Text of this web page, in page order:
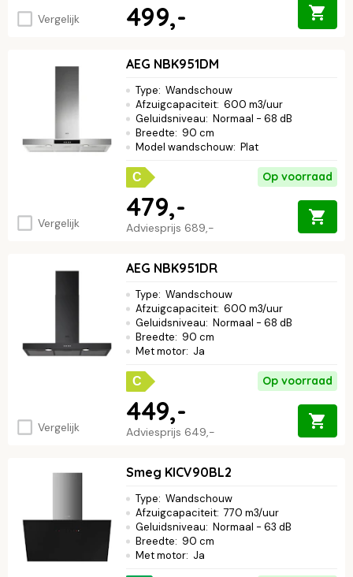
Vergelijk 499,-
Vergelijk
AEG NBK951DM
Type: Wandschouw
Afzuigcapaciteit: 600 m3/uur
Geluidsniveau: Normaal - 68 dB
Breedte: 90 cm
Model wandschouw: Plat
C Op voorraad
Adviesprijs 689,-
479,-
Vergelijk
AEG NBK951DR
Type: Wandschouw
Afzuigcapaciteit: 600 m3/uur
Geluidsniveau: Normaal - 68 dB
Breedte: 90 cm
Met motor: Ja
C Op voorraad
Adviesprijs 649,-
449,-
Smeg KICV90BL2
Type: Wandschouw
Afzuigcapaciteit: 770 m3/uur
Geluidsniveau: Normaal - 63 dB
Breedte: 90 cm
Met motor: Ja